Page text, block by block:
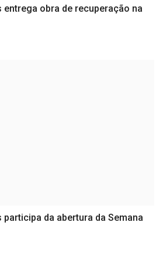
entrega obra de recuperação na
da abertura da Semana